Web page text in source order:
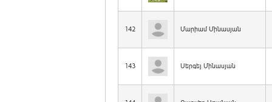
142 Մարիամ Մինասյան
143 Սերգեյ Մինասյան